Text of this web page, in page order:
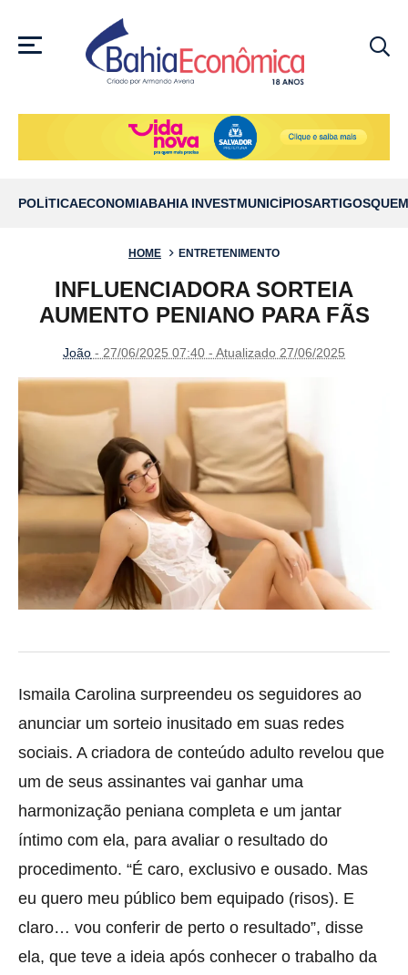
MENU
POLÍTICAECONOMIABAHIA INVESTMUNICÍPIOSARTIGOS
HOME ENTRETENIMENTO
INFLUENCIADORA SORTEIA
AUMENTO PENIANO PARA FÃS
João - 27/06/2025 07:40 - Atualizado 27/06/2025
Ismaila Carolina surpreendeu os seguidores ao
anunciar um sorteio inusitado em suas redes
sociais. A criadora de conteúdo adulto revelou que
um de seus assinantes vai ganhar uma
harmonização peniana completa e um jantar
íntimo com ela, para avaliar o resultado do
procedimento. “É caro, exclusivo e ousado. Mas
eu quero meu público bem equipado (risos). E
claro… vou conferir de perto o resultado”, disse
ela, que teve a ideia após conhecer o trabalho da